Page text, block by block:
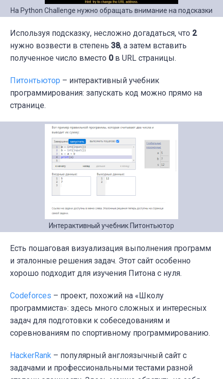
На Python Challenge нужно обращать внимание на подсказки
Используя подсказку, несложно догадаться, что 2
нужно возвести в степень 38, а затем вставить
полученное число вместо 0в URL страницы.
Питонтьютор – интерактивный учебник
программирования: запускать код можно прямо на
странице.
Интерактивный учебник Питонтьютор
Есть пошаговая визуализация выполнения программ
и эталонные решения задач. Этот сайт особенно
хорошо подходит для изучения Питона с нуля.
Codeforces – проект, похожий на «Школу
программиста»: здесь много сложных и интересных
задач для подготовки к собеседованиям и
соревнованиям по спортивному программированию.
HackerRank – популярный англоязычный сайт с
задачами и профессиональными тестами разной